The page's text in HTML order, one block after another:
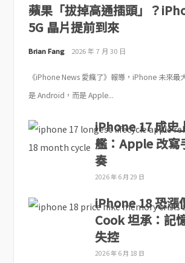
蘋果「拔掉高通插頭」？
5G 晶片提前到來
Brian Fang 2026 年 7 月 30 日
《iPhone News 愛瘋了》報導，iPhone 未來最
是 Android，而是 Apple...
iPhone 17 成史
艦：Apple 改寫
奏
2026 年 6 月 29 日
iPhone 18 恐漲
Cook 坦承：記
失控
2026 年 6 月 18 日